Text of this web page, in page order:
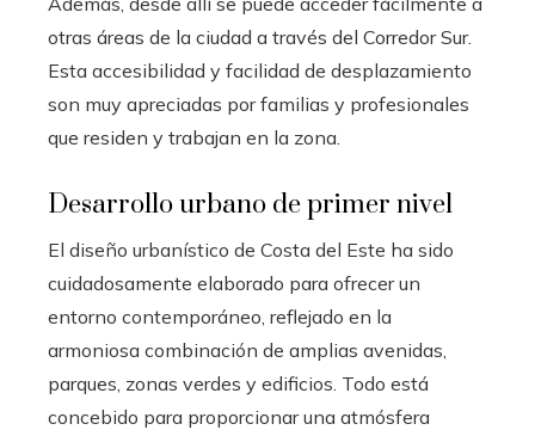
otras áreas de la ciudad a través del Corredor Sur.
Esta accesibilidad y facilidad de desplazamiento
son muy apreciadas por familias y profesionales
que residen y trabajan en la zona.
Desarrollo urbano de primer nivel
El diseño urbanístico de Costa del Este ha sido
cuidadosamente elaborado para ofrecer un
entorno contemporáneo, reflejado en la
armoniosa combinación de amplias avenidas,
parques, zonas verdes y edificios. Todo está
concebido para proporcionar una atmósfera